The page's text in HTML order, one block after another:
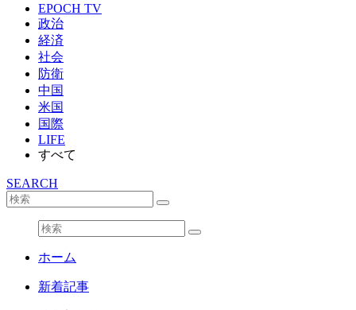
EPOCH TV
政治
経済
社会
防衛
中国
米国
国際
LIFE
すべて
SEARCH
ホーム
新着記事